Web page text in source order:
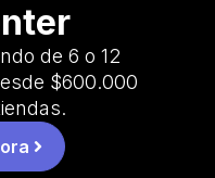
de 6 o 12
$600.000